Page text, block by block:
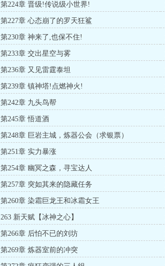
第224章 晋级!传说级小世界!
第227章 心态崩了的罗天狂鲨
第230章 神来了,也保不住!
第233章 交出星空与雾
第236章 又见雷霆泰坦
第239章 镇神塔!点燃神火!
第242章 九头鸟帮
第245章 悟道酒
第248章 巨岩主城，炼器公会（求银票）
第251章 实力暴涨
第254章 幽冥之森，寻宝达人
第257章 突如其来的隐藏任务
第260章 染霜巨龙王和冰霜女王
263 新天赋【冰神之心】
第266章 后怕不已的刘坊
第269章 炼器室前的冲突